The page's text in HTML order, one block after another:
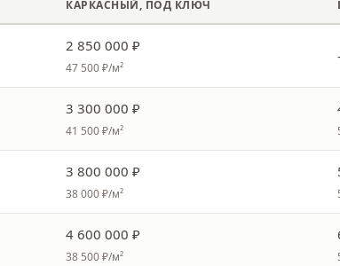
КАРКАСНЫЙ, ПОД КЛЮЧ
2 850 000 ₽
47 500 ₽/м²
3 300 000 ₽
41 500 ₽/м²
3 800 000 ₽
38 000 ₽/м²
4 600 000 ₽
38 500 ₽/м²